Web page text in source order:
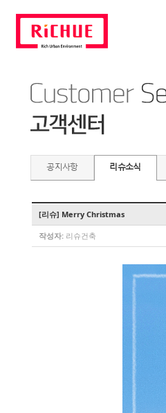
공지사항 리슈소식
[리슈] Merry Christmas
작성자: 리슈건축